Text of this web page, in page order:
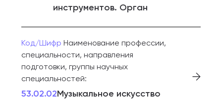
инструментов. Орган
Код/Шифр Наименование профессии,
специальности, направления
подготовки, группы научных
специальностей:
53.02.02Музыкальное искусство